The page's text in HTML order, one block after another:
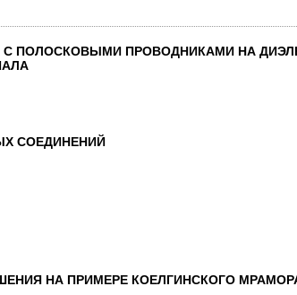
С ПОЛОСКОВЫМИ ПРОВОДНИКАМИ НА
СОЕДИНЕНИЙ
НА ПРИМЕРЕ КОЕЛГИНСКОГО